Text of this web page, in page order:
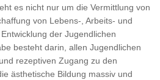
es nicht nur um die Vermittlung von
von Lebens-, Arbeits- und
der Jugendlichen
besteht darin, allen Jugendlichen
rezeptiven Zugang zu den
ästhetische Bildung massiv und